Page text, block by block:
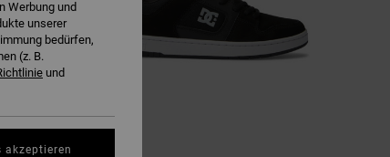
Werbung und
unserer
bedürfen,
(z. B.
und
akzeptieren